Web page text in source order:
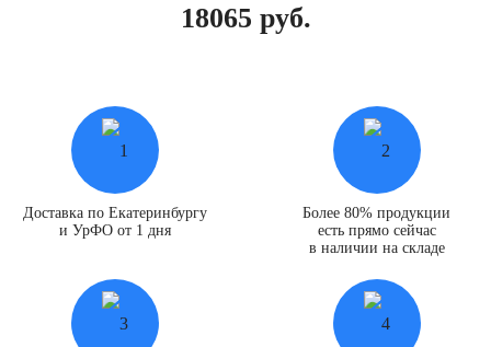
18065 руб.
Доставка по Екатеринбургу
и УрФО от 1 дня
Более 80% продукции
есть прямо сейчас
в наличии на складе